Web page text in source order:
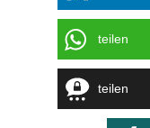
teilen
teilen